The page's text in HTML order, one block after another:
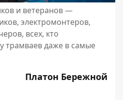
и ветеранов —
электромонтеров,
всех, кто
трамваев даже в самые
Платон Бережной